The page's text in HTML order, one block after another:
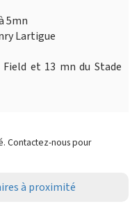
5mn
Lartigue
et 13 mn du Stade
Contactez-nous pour
à proximité